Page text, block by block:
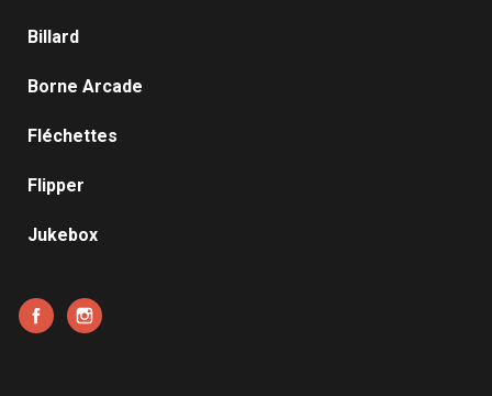
Billard
Borne Arcade
Fléchettes
Flipper
Jukebox
Facebook